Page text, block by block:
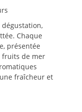
dégustation,
Chaque
présentée
fruits de mer
fraîcheur et